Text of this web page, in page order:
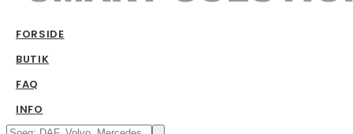
FORSIDE
BUTIK
FAQ
INFO